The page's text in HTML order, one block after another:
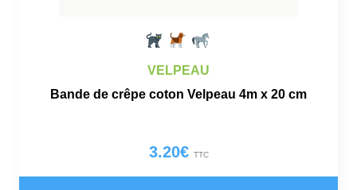
VELPEAU
Bande de crêpe coton Velpeau 4m x 20 cm
3.20€ TTC